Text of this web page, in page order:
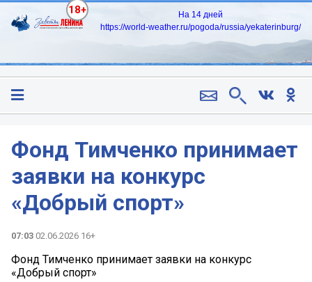
18+
На 14 дней
https://world-weather.ru/pogoda/russia/yekaterinburg/
Фонд Тимченко принимает
заявки на конкурс
«Добрый спорт»
07:03 02.06.2026 16+
Фонд Тимченко принимает заявки на конкурс
«Добрый спорт»